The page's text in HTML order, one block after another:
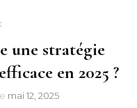
une stratégie
en 2025 ?
mai 12, 2025